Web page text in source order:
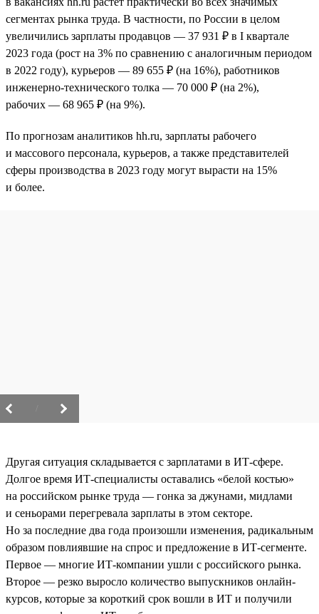
сегментах рынка труда. В частности, по России в целом
увеличились зарплаты продавцов — 37 931 ₽ в I квартале
2023 года (рост на 3% по сравнению с аналогичным периодом
в 2022 году), курьеров — 89 655 ₽ (на 16%), работников
инженерно-технического толка — 70 000 ₽ (на 2%),
рабочих — 68 965 ₽ (на 9%).
По прогнозам аналитиков hh.ru, зарплаты рабочего
и массового персонала, курьеров, а также представителей
сферы производства в 2023 году могут вырасти на 15%
и более.
Другая ситуация складывается с зарплатами в ИТ-сфере.
Долгое время ИТ-специалисты оставались «белой костью»
на российском рынке труда — гонка за джунами, мидлами
и сеньорами перегревала зарплаты в этом секторе.
Но за последние два года произошли изменения, радикальным
образом повлиявшие на спрос и предложение в ИТ-сегменте.
Первое — многие ИТ-компании ушли с российского рынка.
Второе — резко выросло количество выпускников онлайн-
курсов, которые за короткий срок вошли в ИТ и получили